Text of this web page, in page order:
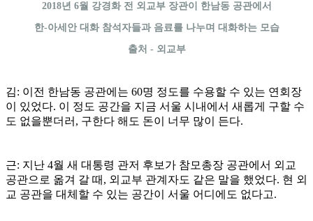
2018년 6월 강경화 전 외교부 장관이 한남동 공관에서
한-아세안 대화 참석자들과 음료를 나누며 대화하는 모습
출처 - 외교부
김: 이전 한남동 공관에는 60명 정도를 수용할 수 있는 연회장
이 있었다. 이 정도 공간을 지금 서울 시내에서 새롭게 구할 수
도 없을뿐더러, 구한다 해도 돈이 너무 많이 든다.
근: 지난 4월 새 대통령 관저 후보가 참모총장 공관에서 외교
공관으로 옮겨 갈 때, 외교부 관계자도 같은 말을 했었다. 현 외
교 공관을 대체할 수 있는 공간이 서울 어디에도 없다고.